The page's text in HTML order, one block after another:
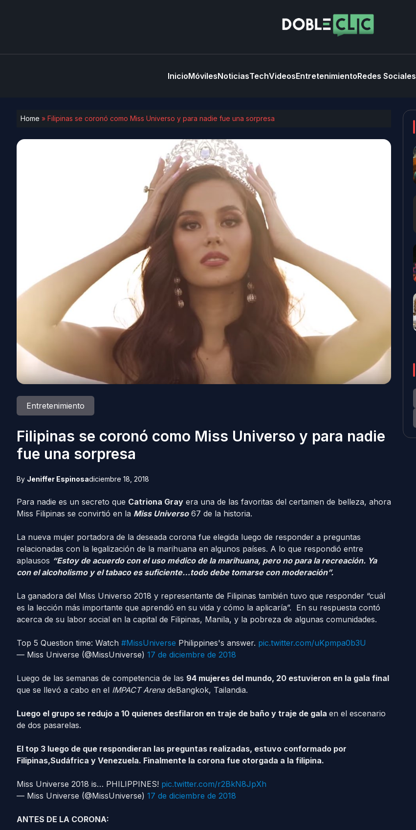
InicioMóvilesNoticiasTechVideosEntretenimientoRedes Sociales
Home » Filipinas se coronó como Miss Universo y para nadie fue una sorpresa
Entretenimiento
Filipinas se coronó como Miss Universo y para nadie
fue una sorpresa
By Jeniffer Espinosadiciembre 18, 2018
Para nadie es un secreto que Catriona Grayera una de las favoritas del certamen de belleza, ahora
Miss Filipinas se convirtió en la Miss Universo67 de la historia.
La nueva mujer portadora de la deseada corona fue elegida luego de responder a preguntas
relacionadas con la legalización de la marihuana en algunos países. A lo que respondió entre
aplausos “Estoy de acuerdo con el uso médico de la marihuana, pero no para la recreación. Ya
con el alcoholismo y el tabaco es suficiente…todo debe tomarse con moderación”.
La ganadora del Miss Universo 2018 y representante de Filipinas también tuvo que responder “cuál
es la lección más importante que aprendió en su vida y cómo la aplicaría”. En su respuesta contó
acerca de su labor social en la capital de Filipinas, Manila, y la pobreza de algunas comunidades.
Top 5 Question time: Watch #MissUniverse Philippines's answer. pic.twitter.com/uKpmpa0b3U
— Miss Universe (@MissUniverse) 17 de diciembre de 2018
Luego de las semanas de competencia de las 94 mujeres del mundo, 20 estuvieron en la gala final
que se llevó a cabo en el IMPACT ArenadeBangkok, Tailandia.
Luego el grupo se redujo a 10 quienes desfilaron en traje de baño y traje de gala en el escenario
de dos pasarelas.
El top 3 luego de que respondieran las preguntas realizadas, estuvo conformado por
Filipinas,Sudáfrica y Venezuela. Finalmente la corona fue otorgada a la filipina.
Miss Universe 2018 is… PHILIPPINES! pic.twitter.com/r2BkN8JpXh
— Miss Universe (@MissUniverse) 17 de diciembre de 2018
ANTES DE LA CORONA: